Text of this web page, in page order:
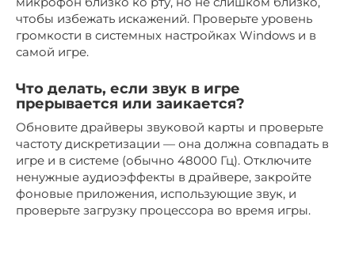
чтобы избежать искажений. Проверьте уровень
громкости в системных настройках Windows и в
самой игре.
Что делать, если звук в игре
прерывается или заикается?
Обновите драйверы звуковой карты и проверьте
частоту дискретизации — она должна совпадать в
игре и в системе (обычно 48000 Гц). Отключите
ненужные аудиоэффекты в драйвере, закройте
фоновые приложения, использующие звук, и
проверьте загрузку процессора во время игры.